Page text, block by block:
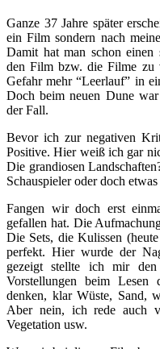
Ganze 37 Jahre später
ein Film sondern nach
Damit hat man schon einen
den Film bzw. die Filme zu
Gefahr mehr “Leerlauf” in
Doch beim neuen Dune
der Fall.
Bevor ich zur negativen
Positive. Hier weiß ich gar
Die grandiosen
Schauspieler oder doch
Fangen wir doch erst
gefallen hat. Die
Die Sets, die Kulissen
perfekt. Hier wurde der
gezeigt stellte ich mir den
Vorstellungen beim
denken, klar Wüste, Sand,
Aber nein, ich rede auch
Vegetation usw.